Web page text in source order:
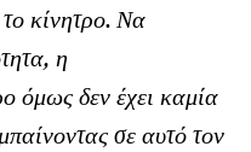
κίνητρο. Να
η
όμως δεν έχει καμία
σε αυτό τον